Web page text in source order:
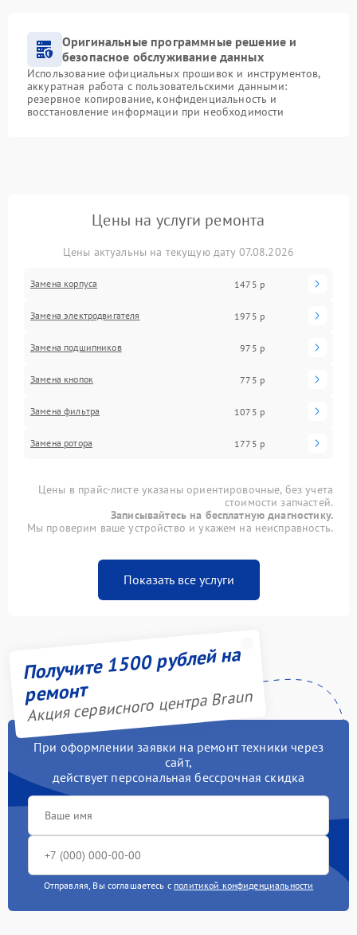
Оригинальные программные решение и
безопасное обслуживание данных
Использование официальных прошивок и инструментов,
аккуратная работа с пользовательскими данными:
резервное копирование, конфиденциальность и
восстановление информации при необходимости
Цены на услуги ремонта
Цены актуальны на текущую дату 07.08.2026
Замена корпуса 1475 р
Замена электродвигателя 1975 р
Замена подшипников 975 р
Замена кнопок 775 р
Замена фильтра 1075 р
Замена ротора 1775 р
Цены в прайс-листе указаны ориентировочные, без учета
стоимости запчастей.
Записывайтесь на бесплатную диагностику.
Мы проверим ваше устройство и укажем на неисправность.
Показать все услуги
Получите 1500 рублей на
ремонт
Акция сервисного центра Braun
При оформлении заявки на ремонт техники через
сайт,
действует персональная бессрочная скидка
Отправляя, Вы соглашаетесь с политикой конфиденциальности